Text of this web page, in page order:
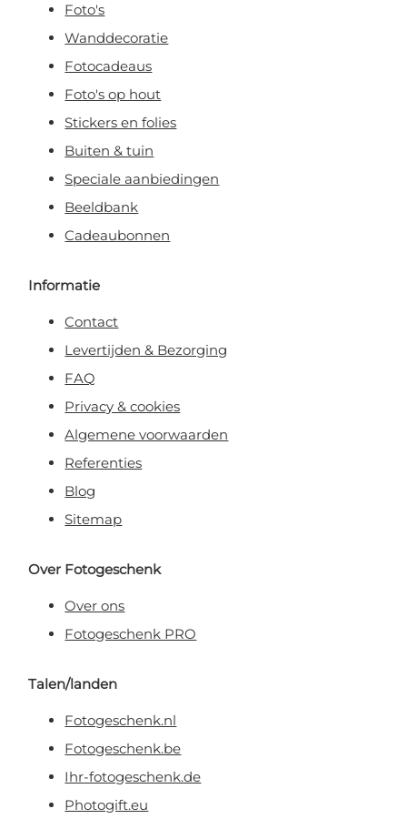
Foto's
Wanddecoratie
Fotocadeaus
Foto's op hout
Stickers en folies
Buiten & tuin
Speciale aanbiedingen
Beeldbank
Cadeaubonnen
Informatie
Contact
Levertijden & Bezorging
FAQ
Privacy & cookies
Algemene voorwaarden
Referenties
Blog
Sitemap
Over Fotogeschenk
Over ons
Fotogeschenk PRO
Talen/landen
Fotogeschenk.nl
Fotogeschenk.be
Ihr-fotogeschenk.de
Photogift.eu